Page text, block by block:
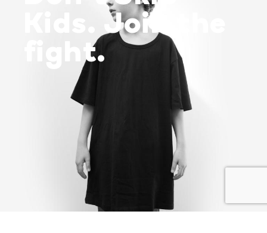
Kids. Join the
fight.